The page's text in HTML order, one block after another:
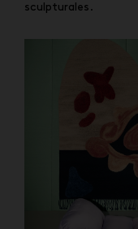
sculpturales.